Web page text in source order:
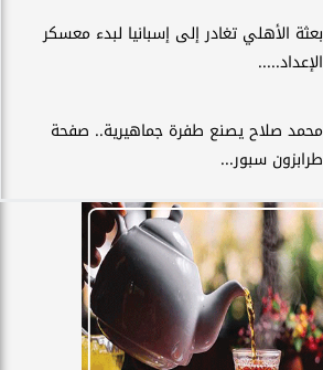
بعثة الأهلي تغادر إلى إسبانيا لبدء معسكر
الإعداد.....
محمد صلاح يصنع طفرة جماهيرية.. صفحة
طرابزون سبور...